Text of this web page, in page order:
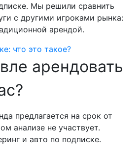
Мы решили сравнить
с другими игроками рынка:
арендой.
что это такое?
арендовать
предлагается на срок от
анализе не участвует.
и авто по подписке.